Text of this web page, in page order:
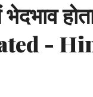
-